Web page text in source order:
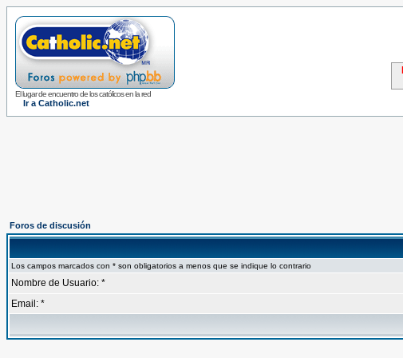
El lugar de encuentro de los católicos en la red
Ir a Catholic.net
Foros de discusión
Los campos marcados con * son obligatorios a menos que se indique lo contrario
Nombre de Usuario: *
Email: *